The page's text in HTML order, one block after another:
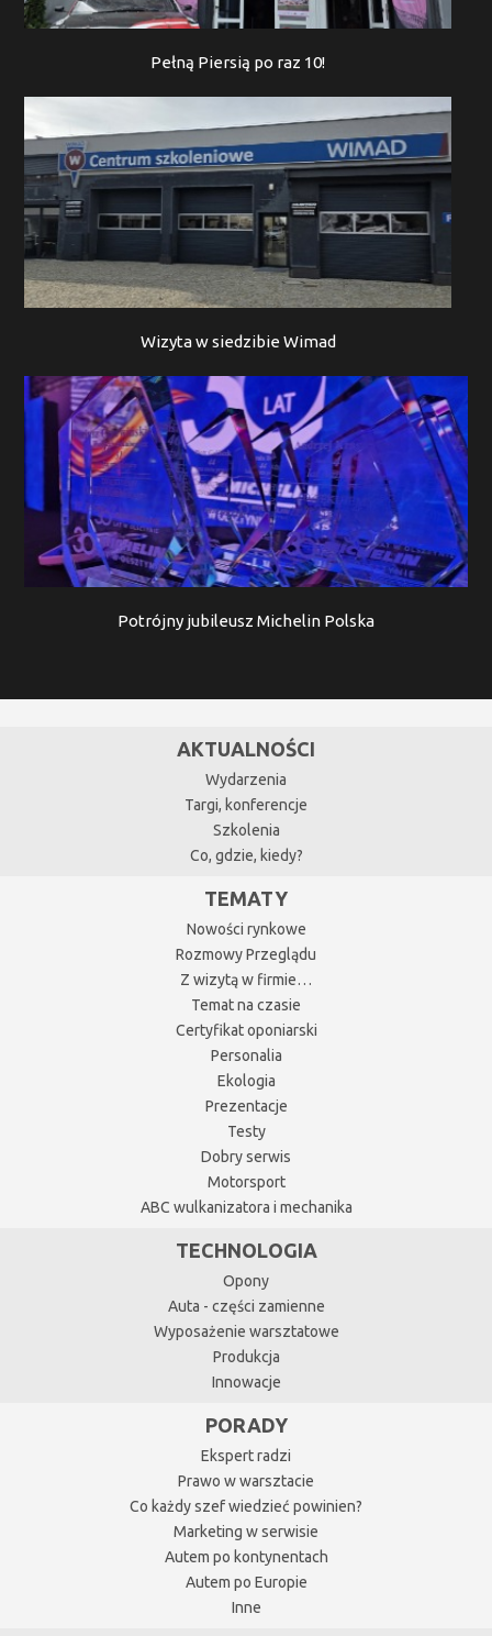
Pełną Piersią po raz 10!
Wizyta w siedzibie Wimad
Potrójny jubileusz Michelin Polska
AKTUALNOŚCI
Wydarzenia
Targi, konferencje
Szkolenia
Co, gdzie, kiedy?
TEMATY
Nowości rynkowe
Rozmowy Przeglądu
Z wizytą w firmie…
Temat na czasie
Certyfikat oponiarski
Personalia
Ekologia
Prezentacje
Testy
Dobry serwis
Motorsport
ABC wulkanizatora i mechanika
TECHNOLOGIA
Opony
Auta - części zamienne
Wyposażenie warsztatowe
Produkcja
Innowacje
PORADY
Ekspert radzi
Prawo w warsztacie
Co każdy szef wiedzieć powinien?
Marketing w serwisie
Autem po kontynentach
Autem po Europie
Inne